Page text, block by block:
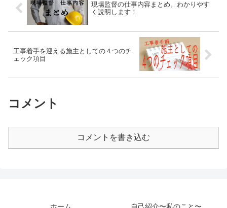
現場監督の仕事内容まとめ。わかりやす
く説明します！
工事着手を迎える施主としての４つのチ
ェック項目
コメント
コメントを書き込む